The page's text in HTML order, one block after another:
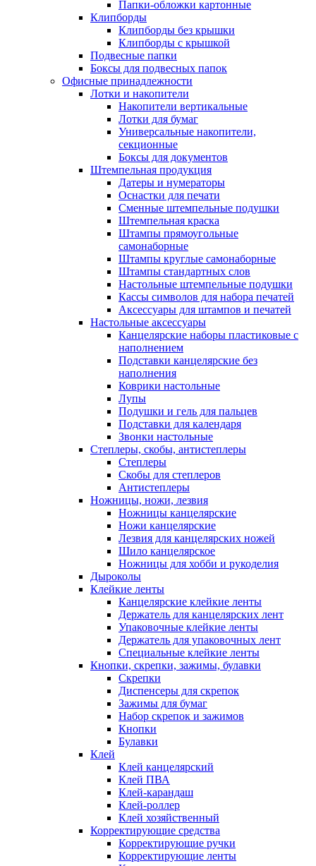
Папки-обложки картонные
Клипборды
Клипборды без крышки
Клипборды с крышкой
Подвесные папки
Боксы для подвесных папок
Офисные принадлежности
Лотки и накопители
Накопители вертикальные
Лотки для бумаг
Универсальные накопители,
секционные
Боксы для документов
Штемпельная продукция
Датеры и нумераторы
Оснастки для печати
Сменные штемпельные подушки
Штемпельная краска
Штампы прямоугольные
самонаборные
Штампы круглые самонаборные
Штампы стандартных слов
Настольные штемпельные подушки
Кассы символов для набора печатей
Аксессуары для штампов и печатей
Настольные аксессуары
Канцелярские наборы пластиковые с
наполнением
Подставки канцелярские без
наполнения
Коврики настольные
Лупы
Подушки и гель для пальцев
Подставки для календаря
Звонки настольные
Степлеры, скобы, антистеплеры
Степлеры
Скобы для степлеров
Антистеплеры
Ножницы, ножи, лезвия
Ножницы канцелярские
Ножи канцелярские
Лезвия для канцелярских ножей
Шило канцелярское
Ножницы для хобби и рукоделия
Дыроколы
Клейкие ленты
Канцелярские клейкие ленты
Держатель для канцелярских лент
Упаковочные клейкие ленты
Держатель для упаковочных лент
Специальные клейкие ленты
Кнопки, скрепки, зажимы, булавки
Скрепки
Диспенсеры для скрепок
Зажимы для бумаг
Набор скрепок и зажимов
Кнопки
Булавки
Клей
Клей канцелярский
Клей ПВА
Клей-карандаш
Клей-роллер
Клей хозяйственный
Корректирующие средства
Корректирующие ручки
Корректирующие ленты